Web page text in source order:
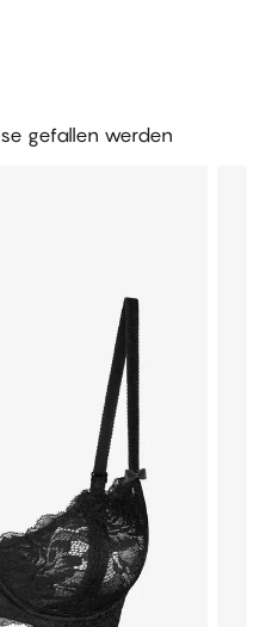
gefallen werden